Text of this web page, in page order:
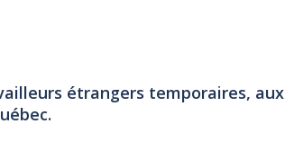
étrangers temporaires, aux